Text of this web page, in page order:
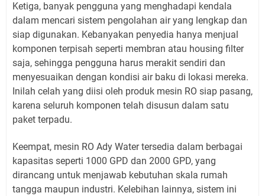
Ketiga, banyak pengguna yang menghadapi kendala
dalam mencari sistem pengolahan air yang lengkap dan
siap digunakan. Kebanyakan penyedia hanya menjual
komponen terpisah seperti membran atau housing filter
saja, sehingga pengguna harus merakit sendiri dan
menyesuaikan dengan kondisi air baku di lokasi mereka.
Inilah celah yang diisi oleh produk mesin RO siap pasang,
karena seluruh komponen telah disusun dalam satu
paket terpadu.
Keempat, mesin RO Ady Water tersedia dalam berbagai
kapasitas seperti 1000 GPD dan 2000 GPD, yang
dirancang untuk menjawab kebutuhan skala rumah
tangga maupun industri. Kelebihan lainnya, sistem ini